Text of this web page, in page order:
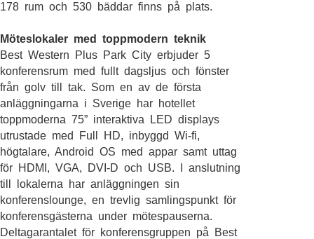
178 rum och 530 bäddar finns på plats.
Möteslokaler med toppmodern teknik
Best Western Plus Park City erbjuder 5
konferensrum med fullt dagsljus och fönster
från golv till tak. Som en av de första
anläggningarna i Sverige har hotellet
toppmoderna 75” interaktiva LED displays
utrustade med Full HD, inbyggd Wi-fi,
högtalare, Android OS med appar samt uttag
för HDMI, VGA, DVI-D och USB. I anslutning
till lokalerna har anläggningen sin
konferenslounge, en trevlig samlingspunkt för
konferensgästerna under mötespauserna.
Deltagarantalet för konferensgruppen på Best